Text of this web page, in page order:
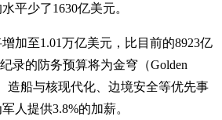
平少了1630亿美元。
加至1.01万亿美元，比目前的8923亿
录的防务预算将为金穹（Golden
造船与核现代化、边境安全等优先事
人提供3.8%的加薪。